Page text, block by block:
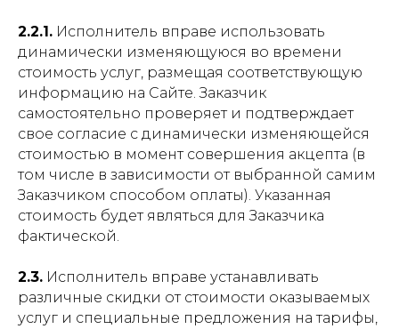
2.2.1. Исполнитель вправе использовать
динамически изменяющуюся во времени
стоимость услуг, размещая соответствующую
информацию на Сайте. Заказчик
самостоятельно проверяет и подтверждает
свое согласие с динамически изменяющейся
стоимостью в момент совершения акцепта (в
том числе в зависимости от выбранной самим
Заказчиком способом оплаты). Указанная
стоимость будет являться для Заказчика
фактической.
2.3. Исполнитель вправе устанавливать
различные скидки от стоимости оказываемых
услуг и специальные предложения на тарифы,